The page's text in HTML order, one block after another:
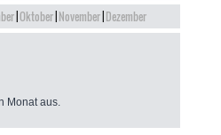
Oktober November Dezember
Monat aus.